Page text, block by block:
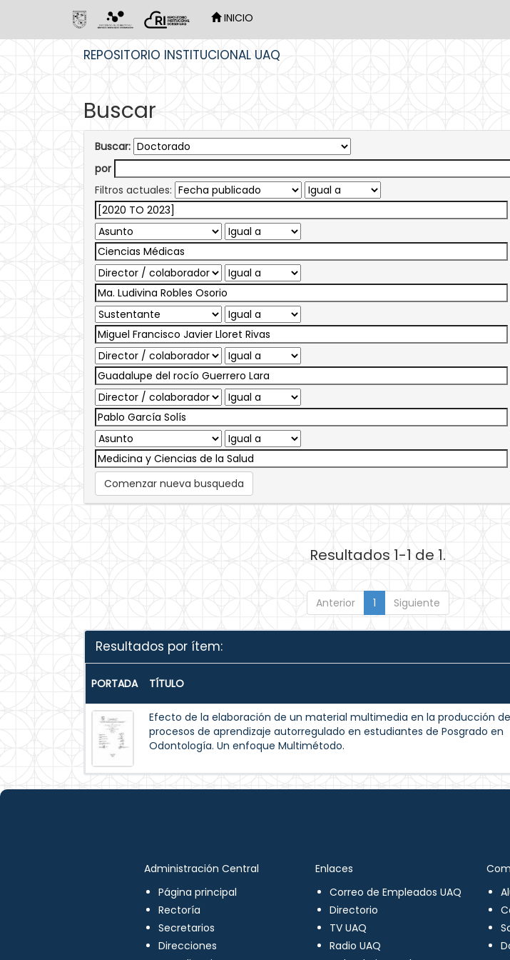
INICIO
REPOSITORIO INSTITUCIONAL UAQ
Buscar
Buscar:
por
Filtros actuales:
Comenzar nueva busqueda
Resultados 1-1 de 1.
Anterior 1 Siguiente
Resultados por ítem:
PORTADA TÍTULO
Efecto de la elaboración de un material multimedia en la producción de
procesos de aprendizaje autorregulado en estudiantes de Posgrado en
Odontología. Un enfoque Multimétodo.
Administración Central
Página principal
Rectoría
Secretarios
Direcciones
Enlaces
Correo de Empleados UAQ
Directorio
TV UAQ
Radio UAQ